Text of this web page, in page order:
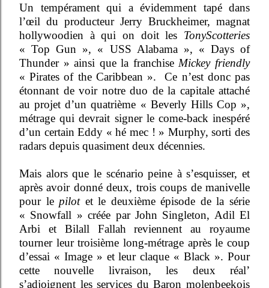
Un tempérament qui a évidemment tapé dans
l’œil du producteur Jerry Bruckheimer, magnat
hollywoodien à qui on doit les TonyScotteries
« Top Gun », « USS Alabama », « Days of
Thunder » ainsi que la franchise Mickey friendly
« Pirates of the Caribbean ». Ce n’est donc pas
étonnant de voir notre duo de la capitale attaché
au projet d’un quatrième « Beverly Hills Cop »,
métrage qui devrait signer le come-back inespéré
d’un certain Eddy « hé mec ! » Murphy, sorti des
radars depuis quasiment deux décennies.
Mais alors que le scénario peine à s’esquisser, et
après avoir donné deux, trois coups de manivelle
pour le pilotet le deuxième épisode de la série
« Snowfall » créée par John Singleton, Adil El
Arbi et Bilall Fallah reviennent au royaume
tourner leur troisième long-métrage après le coup
d’essai « Image » et leur claque « Black ». Pour
cette nouvelle livraison, les deux réal’
s’adjoignent les services du Baron molenbeekois